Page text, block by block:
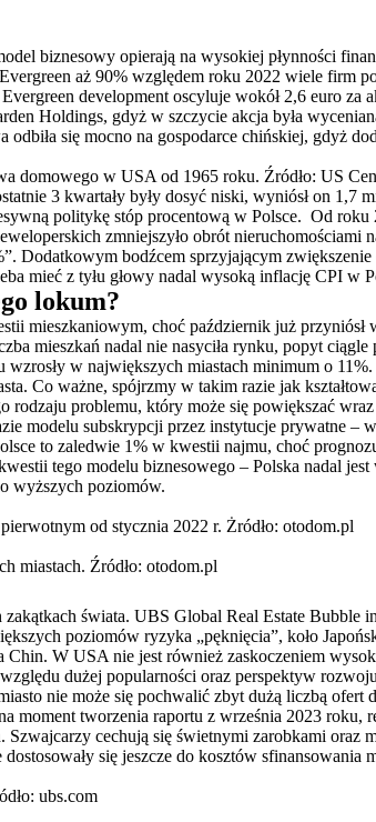
biznesowy opierają na wysokiej płynności
aż 90% względem roku 2022 wiele firm
development oscyluje wokół 2,6 euro
Holdings, gdyż w szczycie akcja była
się mocno na gospodarce chińskiej, gdyż
domowego w USA od 1965 roku. Źródło: US
3 kwartały były dosyć niski, wyniósł on
politykę stóp procentową w Polsce. Od
zmniejszyło obrót
Dodatkowym bodźcem sprzyjającym
mieć z tyłu głowy nadal wysoką inflację CPI w
lokum?
mieszkaniowym, choć październik już
mieszkań nadal nie nasyciła rynku, popyt
wzrosły w największych miastach minimum o
Co ważne, spójrzmy w takim razie jak
problemu, który może się powiększać
modelu subskrypcji przez instytucje prywatne
to zaledwie 1% w kwestii najmu, choć
tego modelu biznesowego – Polska nadal
wyższych poziomów.
od stycznia 2022 r. Żródło: otodom.pl
miastach. Źródło: otodom.pl
świata. UBS Global Real Estate
poziomów ryzyka „pęknięcia”, koło
W USA nie jest również zaskoczeniem
dużej popularności oraz perspektyw
nie może się pochwalić zbyt dużą liczbą ofert
moment tworzenia raportu z września 2023
cechują się świetnymi zarobkami
się jeszcze do kosztów
ubs.com